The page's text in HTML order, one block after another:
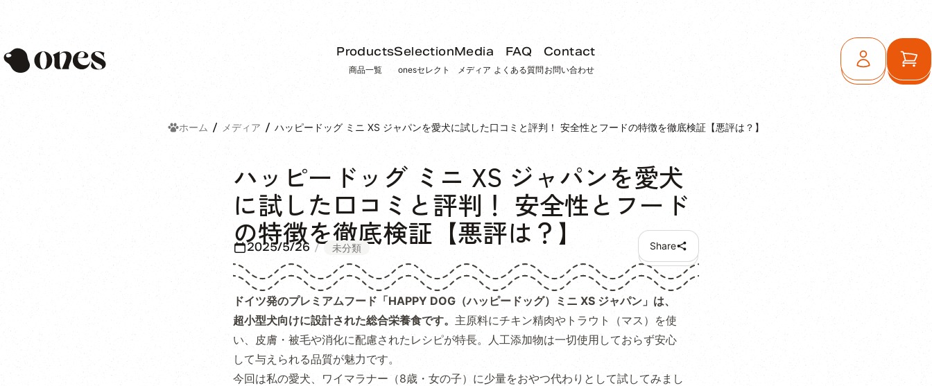
Ones Products
商品一覧
Selection
onesセレクト
Media
メディア
FAQ
よくある質問
Contact
お問い合わせ ログインカ
ホーム メディア ハッピードッグ ミニ XS ジャパンを愛犬に試した口コミと評判！ 安全性とフードの特徴を徹底検証【悪評は？】
ハッピードッグ ミニ XS ジャパンを愛犬
に試した口コミと評判！ 安全性とフード
の特徴を徹底検証【悪評は？】
2025/5/26 未分類 Share
ドイツ発のプレミアムフード「HAPPY DOG（ハッピードッグ）ミニ XS ジャパン」は、
超小型犬向けに設計された総合栄養食です。 主原料にチキン精肉やトラウト（マス）を使
い、皮膚・被毛や消化に配慮されたレシピが特長。人工添加物は一切使用しておらず安心
して与えられる品質が魅力です。
今回は私の愛犬、ワイマラナー（8歳・女の子）に少量をおやつ代わりとして試してみまし